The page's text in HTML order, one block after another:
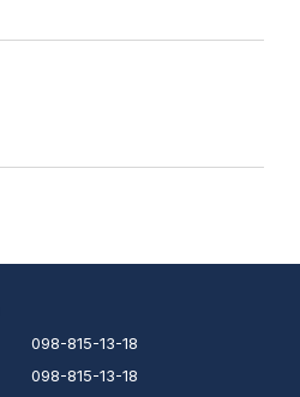
098-815-13-18
098-815-13-18